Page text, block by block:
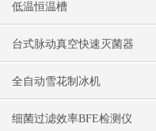
低温恒温槽
台式脉动真空快速灭菌器
全自动雪花制冰机
细菌过滤效率BFE检测仪